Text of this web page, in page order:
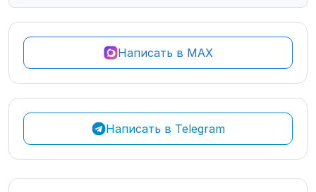
Написать в MAX
Написать в Telegram